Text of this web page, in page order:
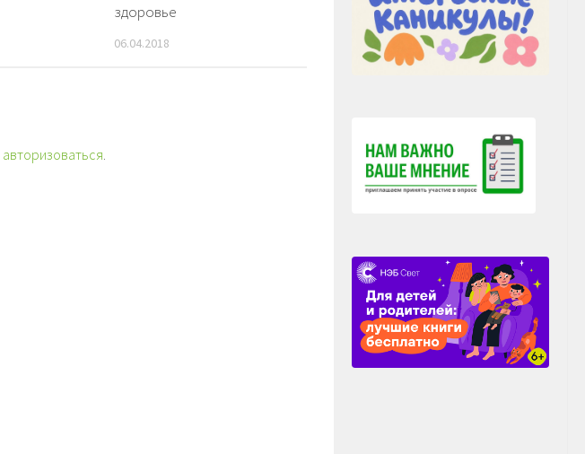
здоровье
06.04.2018
авторизоваться.